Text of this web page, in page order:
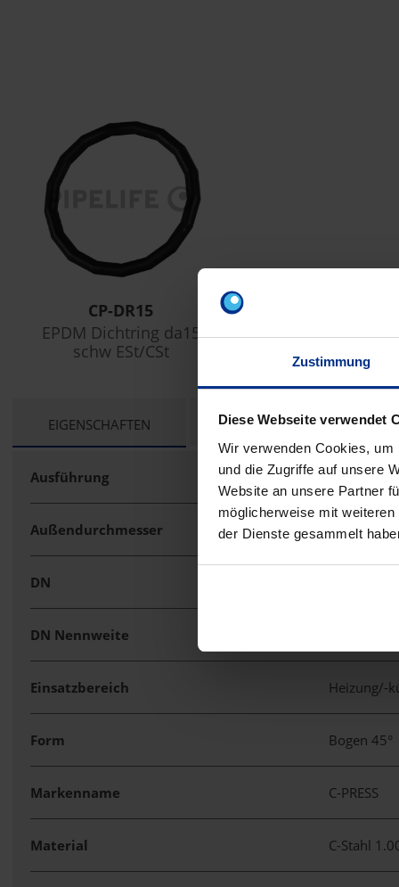
Zustimmung
Diese Webseite verwendet
Wir verwenden Cookies,
und die Zugriffe auf unsere
Website an unsere Partner
möglicherweise mit
der Dienste gesammelt
CP-DR15
EPDM Dichtring da15
schw ESt/CSt
CURRENT
EIGENSCHAFTEN TECHNISCHE UNTERLAGEN
Ausführung Muffe/
Außendurchmesser 88 mm
DN
DN Nennweite
Einsatzbereich Heizung/-
Form Bogen 45°
Markenname C-PRESS
Material C-Stahl